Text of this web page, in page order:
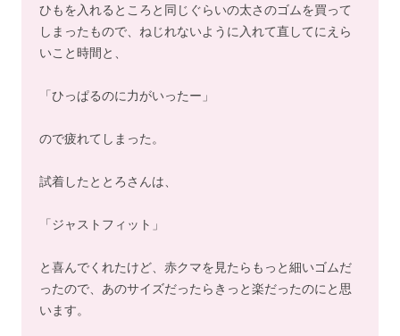
ひもを入れるところと同じぐらいの太さのゴムを買って
しまったもので、ねじれないように入れて直してにえら
いこと時間と、
「ひっぱるのに力がいったー」
ので疲れてしまった。
試着したととろさんは、
「ジャストフィット」
と喜んでくれたけど、赤クマを見たらもっと細いゴムだ
ったので、あのサイズだったらきっと楽だったのにと思
います。